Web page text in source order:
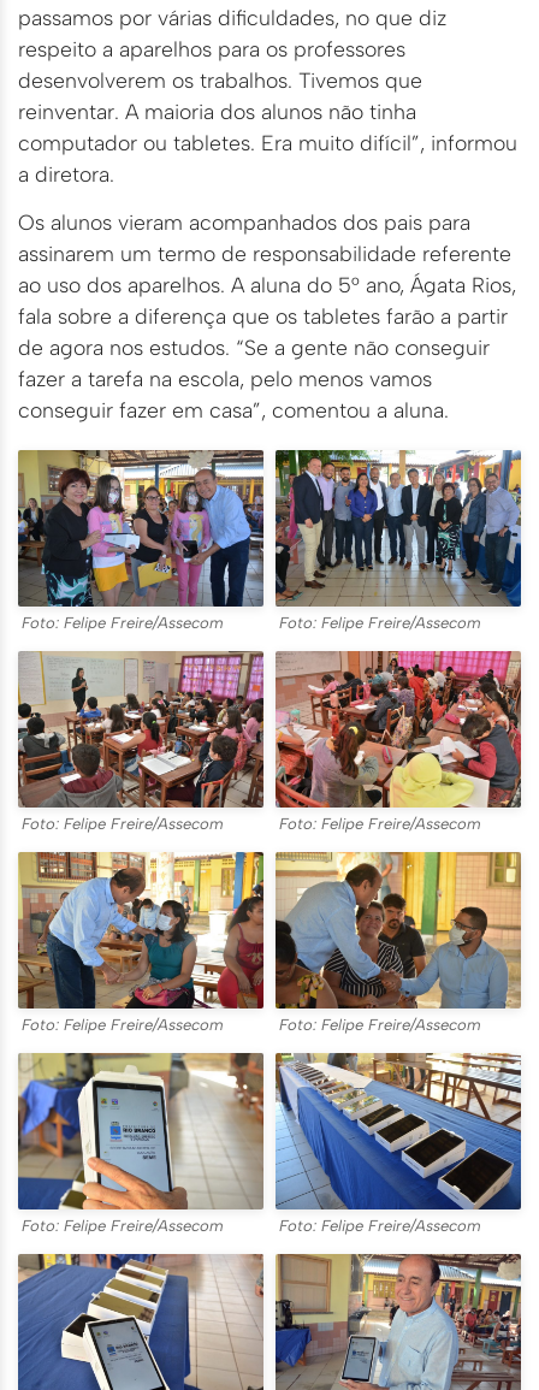
passamos por várias dificuldades, no que diz
respeito a aparelhos para os professores
desenvolverem os trabalhos. Tivemos que
reinventar. A maioria dos alunos não tinha
computador ou tabletes. Era muito difícil”, informou
a diretora.
Os alunos vieram acompanhados dos pais para
assinarem um termo de responsabilidade referente
ao uso dos aparelhos. A aluna do 5° ano, Ágata Rios,
fala sobre a diferença que os tabletes farão a partir
de agora nos estudos. “Se a gente não conseguir
fazer a tarefa na escola, pelo menos vamos
conseguir fazer em casa”, comentou a aluna.
Foto: Felipe Freire/Assecom Foto: Felipe Freire/Assecom
Foto: Felipe Freire/Assecom Foto: Felipe Freire/Assecom
Foto: Felipe Freire/Assecom Foto: Felipe Freire/Assecom
Foto: Felipe Freire/Assecom Foto: Felipe Freire/Assecom